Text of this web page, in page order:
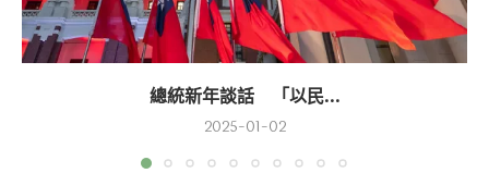
總統新年談話 「以民...
2025-01-02